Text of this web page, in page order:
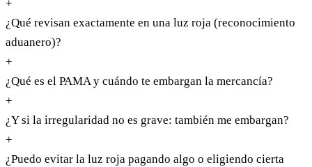
+
¿Qué revisan exactamente en una luz roja (reconocimiento
aduanero)?
+
¿Qué es el PAMA y cuándo te embargan la mercancía?
+
¿Y si la irregularidad no es grave: también me embargan?
+
¿Puedo evitar la luz roja pagando algo o eligiendo cierta